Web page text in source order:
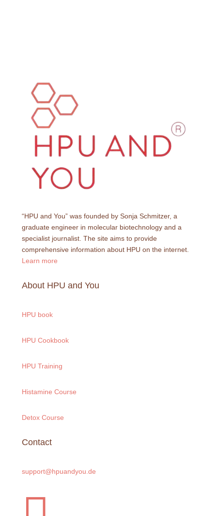
“HPU and You” was founded by Sonja Schmitzer, a
graduate engineer in molecular biotechnology and a
specialist journalist. The site aims to provide
comprehensive information about HPU on the internet.
Learn more
About HPU and You
HPU book
HPU Cookbook
HPU Training
Histamine Course
Detox Course
Contact
support@hpuandyou.de